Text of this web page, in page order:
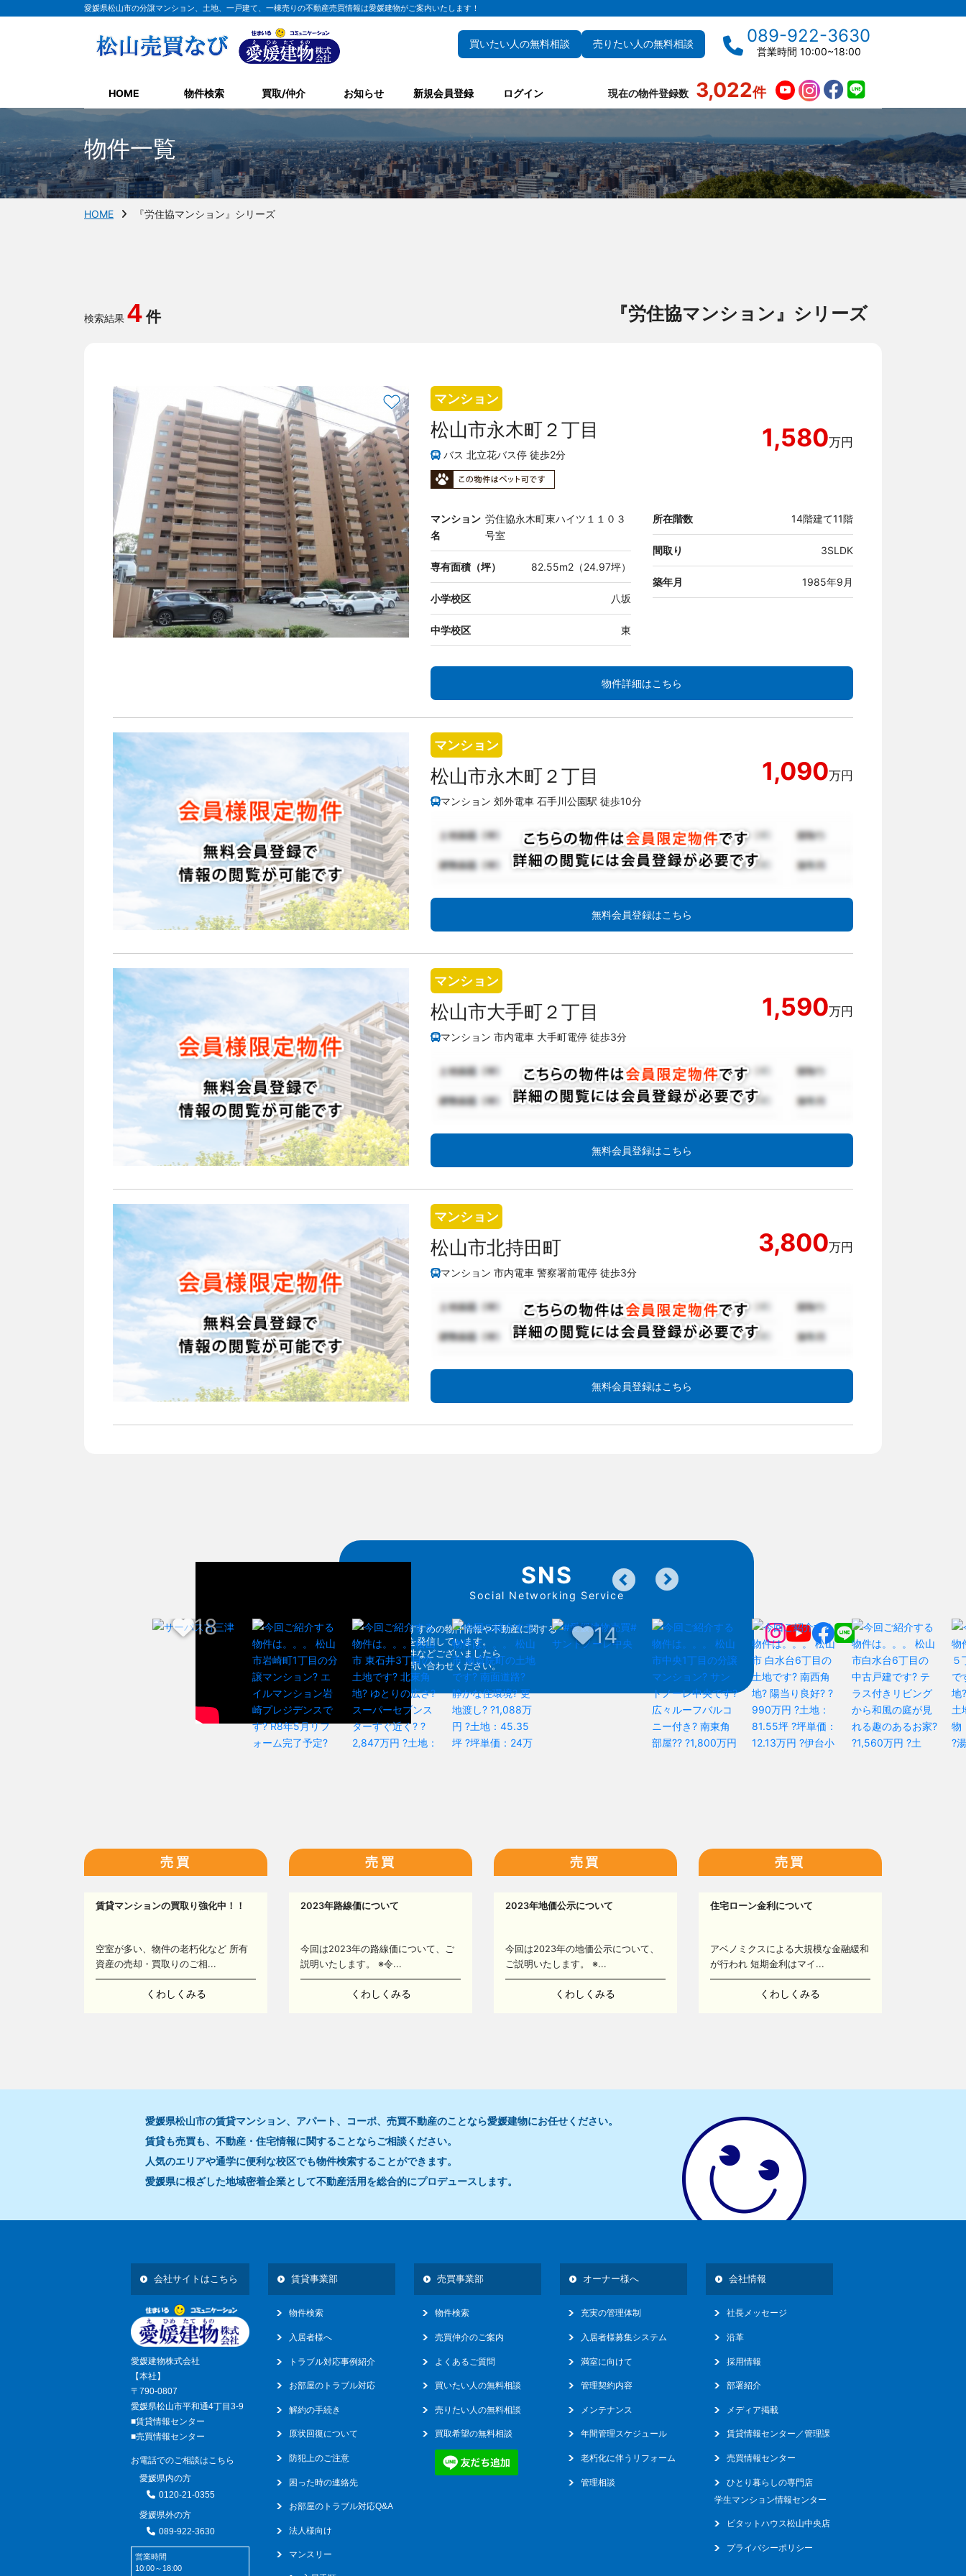
愛媛県松山市の分譲マンション、土地、一戸建て、一棟売りの不動産売買情報は愛媛建物がご案内いたします！
買いたい人の無料相談 売りたい人の無料相談 089-922-3630
営業時間 10:00~18:00
HOME 物件検索 買取/仲介 お知らせ 新規会員登録 ログイン 現在の物件登録数 3,022件
物件一覧
HOME 『労住協マンション』シリーズ
検索結果 4件 『労住協マンション』シリーズ
マンション
松山市永木町２丁目
バス 北立花バス停 徒歩2分
1,580万円
マンション
名
労住協永木町東ハイツ１１０３
号室
専有面積（坪） 82.55m2（24.97坪）
小学校区 八坂
中学校区 東
所在階数 14階建て11階
間取り 3SLDK
築年月 1985年9月
物件詳細はこちら
マンション
松山市永木町２丁目
マンション 郊外電車 石手川公園駅 徒歩10分
1,090万円
無料会員登録はこちら
マンション
松山市大手町２丁目
マンション 市内電車 大手町電停 徒歩3分
1,590万円
無料会員登録はこちら
マンション
松山市北持田町
マンション 市内電車 警察署前電停 徒歩3分
3,800万円
無料会員登録はこちら
16
14
14
16
SNS
Social Networking Service
各SNSでおすすめの物件情報や不動産に関する
お得な情報を発信しています。
気になる物件などございましたら
お気軽にお問い合わせください。
売買
賃貸マンションの買取り強化中！！
空室が多い、物件の老朽化など 所有
資産の売却・買取りのご相...
くわしくみる
売買
2023年路線価について
今回は2023年の路線価について、ご
説明いたします。 ※令...
くわしくみる
売買
2023年地価公示について
今回は2023年の地価公示について、
ご説明いたします。 ※...
くわしくみる
売買
住宅ローン金利について
アベノミクスによる大規模な金融緩和
が行われ 短期金利はマイ...
くわしくみる
愛媛県松山市の賃貸マンション、アパート、コーポ、売買不動産のことなら愛媛建物にお任せください。
賃貸も売買も、不動産・住宅情報に関することならご相談ください。
人気のエリアや通学に便利な校区でも物件検索することができます。
愛媛県に根ざした地域密着企業として不動産活用を総合的にプロデュースします。
会社サイトはこちら
愛媛建物株式会社
【本社】
〒790-0807
愛媛県松山市平和通4丁目3-9
■賃貸情報センター
■売買情報センター
お電話でのご相談はこちら
愛媛県内の方
0120-21-0355
愛媛県外の方
089-922-3630
営業時間
10:00～18:00
賃貸事業部
物件検索
入居者様へ
トラブル対応事例紹介
お部屋のトラブル対応
解約の手続き
原状回復について
防犯上のご注意
困った時の連絡先
お部屋のトラブル対応Q&A
法人様向け
マンスリー
売買事業部
物件検索
売買仲介のご案内
よくあるご質問
買いたい人の無料相談
売りたい人の無料相談
買取希望の無料相談
オーナー様へ
充実の管理体制
入居者様募集システム
満室に向けて
管理契約内容
メンテナンス
年間管理スケジュール
老朽化に伴うリフォーム
管理相談
会社情報
社長メッセージ
沿革
採用情報
部署紹介
メディア掲載
賃貸情報センター／管理課
売買情報センター
ひとり暮らしの専門店
学生マンション情報センター
ピタットハウス松山中央店
プライバシーポリシー